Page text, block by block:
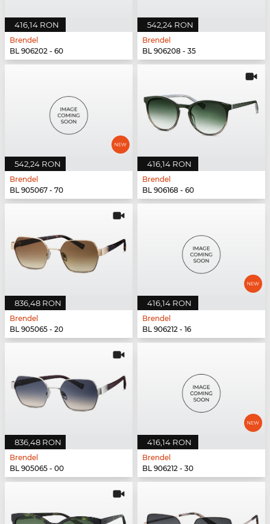
416,14 RON
Brendel
BL 906202 - 60
542,24 RON
Brendel
BL 906208 - 35
542,24 RON
Brendel
BL 905067 - 70
416,14 RON
Brendel
BL 906168 - 60
836,48 RON
Brendel
BL 905065 - 20
416,14 RON
Brendel
BL 906212 - 16
836,48 RON
Brendel
BL 905065 - 00
416,14 RON
Brendel
BL 906212 - 30